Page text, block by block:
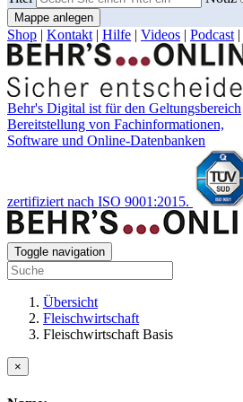
Mappe anlegen
Shop | Kontakt | Hilfe | Videos | Podcast |
Behr's Digital ist für den Geltungsbereich
Bereitstellung von Fachinformationen,
Software und Online-Datenbanken
zertifiziert nach ISO 9001:2015.
Toggle navigation
Übersicht
Fleischwirtschaft
Fleischwirtschaft Basis
×